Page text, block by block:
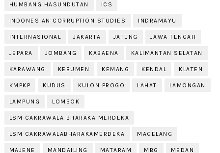
HUMBANG HASUNDUTAN ICS
INDONESIAN CORRUPTION STUDIES INDRAMAYU
INTERNASIONAL JAKARTA JATENG JAWA TENGAH
JEPARA JOMBANG KABAENA KALIMANTAN SELATAN
KARAWANG KEBUMEN KEMANG KENDAL KLATEN
KMPKP KUDUS KULON PROGO LAHAT LAMONGAN
LAMPUNG LOMBOK
LSM CAKRAWALA BHARAKA MERDEKA
LSM CAKRAWALABHARAKAMERDEKA MAGELANG
MAJENE MANDAILING MATARAM MBG MEDAN